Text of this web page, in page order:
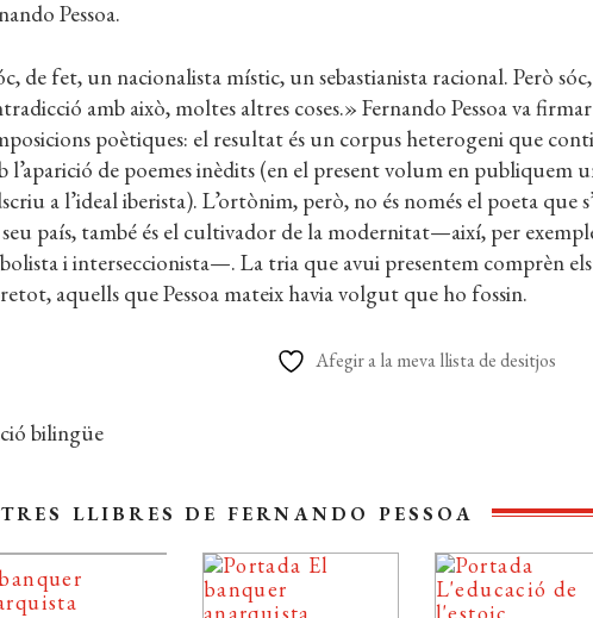
Pessoa.
de fet, un nacionalista místic, un sebastianista racional. Però
amb això, moltes altres coses.» Fernando Pessoa va
poètiques: el resultat és un corpus heterogeni que
l’aparició de poemes inèdits (en el present volum en publiquem
a l’ideal iberista). L’ortònim, però, no és només el poeta que
país, també és el cultivador de la modernitat—així, per
i interseccionista—. La tria que avui presentem comprèn
aquells que Pessoa mateix havia volgut que ho fossin.
Afegir a la meva llista de desitjos
bilingüe
LLIBRES DE FERNANDO PESSOA